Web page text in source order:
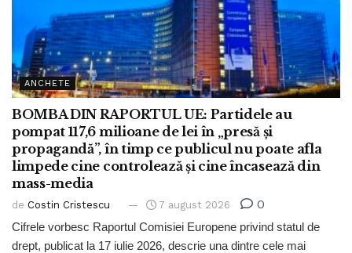
ANCHETE
BOMBA DIN RAPORTUL UE: Partidele au
pompat 117,6 milioane de lei în „presă și
propagandă”, în timp ce publicul nu poate afla
limpede cine controlează și cine încasează din
mass-media
de Costin Cristescu 7 august 2026 0
Cifrele vorbesc Raportul Comisiei Europene privind statul de
drept, publicat la 17 iulie 2026, descrie una dintre cele mai